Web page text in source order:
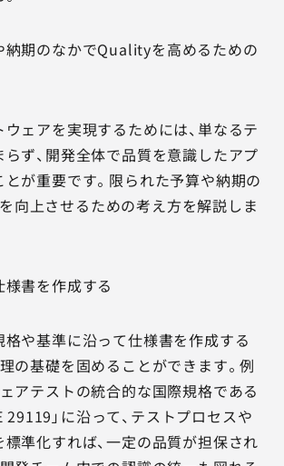
納期のなかでQualityを高めるための
ェアを実現するためには、単なるテ
ず、開発全体で品質を意識したアプ
が重要です。限られた予算や納期の
向上させるための考え方を解説しま
書を作成する
や基準に沿って仕様書を作成する
の基礎を固めることができます。例
アテストの統合的な国際規格である
29119」に沿って、テストプロセスや
標準化すれば、一定の品質が担保され